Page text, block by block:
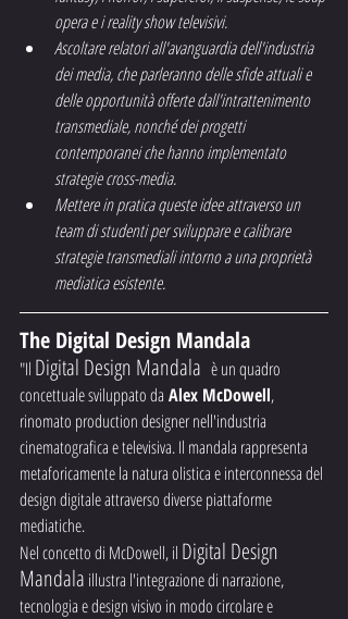
opera e i reality show televisivi.
Ascoltare relatori all'avanguardia dell'industria
dei media, che parleranno delle sfide attuali e
delle opportunità offerte dall'intrattenimento
transmediale, nonché dei progetti
contemporanei che hanno implementato
strategie cross-media.
Mettere in pratica queste idee attraverso un
team di studenti per sviluppare e calibrare
strategie transmediali intorno a una proprietà
mediatica esistente.
The Digital Design Mandala
"Il Digital Design Mandala è un quadro
concettuale sviluppato da Alex McDowell,
rinomato production designer nell'industria
cinematografica e televisiva. Il mandala rappresenta
metaforicamente la natura olistica e interconnessa del
design digitale attraverso diverse piattaforme
mediatiche.
Nel concetto di McDowell, il Digital Design
Mandala illustra l'integrazione di narrazione,
tecnologia e design visivo in modo circolare e